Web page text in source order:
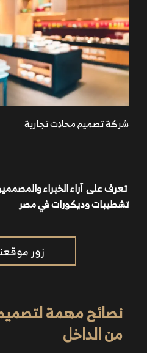
شركة تصميم محلات تجارية
تعرف على آراء الخبراء
تشطيبات وديكورات في مصر
زور
نصائح مهمة
من الداخل